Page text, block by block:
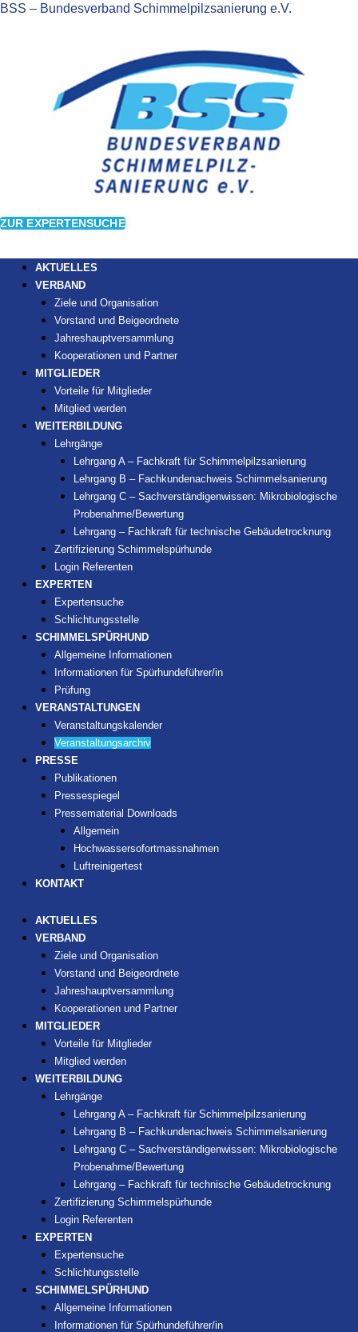
BSS – Bundesverband Schimmelpilzsanierung e.V.
ZUR EXPERTENSUCHE
AKTUELLES
VERBAND
Ziele und Organisation
Vorstand und Beigeordnete
Jahreshauptversammlung
Kooperationen und Partner
MITGLIEDER
Vorteile für Mitglieder
Mitglied werden
WEITERBILDUNG
Lehrgänge
Lehrgang A – Fachkraft für Schimmelpilzsanierung
Lehrgang B – Fachkundenachweis Schimmelsanierung
Lehrgang C – Sachverständigenwissen: Mikrobiologische
Probenahme/Bewertung
Lehrgang – Fachkraft für technische Gebäudetrocknung
Zertifizierung Schimmelspürhunde
Login Referenten
EXPERTEN
Expertensuche
Schlichtungsstelle
SCHIMMELSPÜRHUND
Allgemeine Informationen
Informationen für Spürhundeführer/in
Prüfung
VERANSTALTUNGEN
Veranstaltungskalender
Veranstaltungsarchiv
PRESSE
Publikationen
Pressespiegel
Pressematerial Downloads
Allgemein
Hochwassersofortmassnahmen
Luftreinigertest
KONTAKT
AKTUELLES
VERBAND
Ziele und Organisation
Vorstand und Beigeordnete
Jahreshauptversammlung
Kooperationen und Partner
MITGLIEDER
Vorteile für Mitglieder
Mitglied werden
WEITERBILDUNG
Lehrgänge
Lehrgang A – Fachkraft für Schimmelpilzsanierung
Lehrgang B – Fachkundenachweis Schimmelsanierung
Lehrgang C – Sachverständigenwissen: Mikrobiologische
Probenahme/Bewertung
Lehrgang – Fachkraft für technische Gebäudetrocknung
Zertifizierung Schimmelspürhunde
Login Referenten
EXPERTEN
Expertensuche
Schlichtungsstelle
SCHIMMELSPÜRHUND
Allgemeine Informationen
Informationen für Spürhundeführer/in